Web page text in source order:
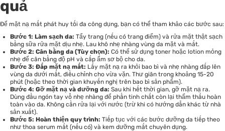
quả
Để mặt nạ mắt phát huy tối đa công dụng, bạn có thể tham khảo các bước sau:
Bước 1: Làm sạch da: Tẩy trang (nếu có trang điểm) và rửa mặt thật sạch
bằng sữa rửa mặt dịu nhẹ. Lau khô nhẹ nhàng vùng da mặt và mắt.
Bước 2: Cân bằng da (Tùy chọn): Có thể sử dụng toner hoặc lotion mỏng
nhẹ để cân bằng độ pH và cấp ẩm sơ bộ cho da.
Bước 3: Đắp mặt nạ mắt: Lấy mặt nạ ra khỏi bao bì và nhẹ nhàng đắp lên
vùng da dưới mắt, điều chỉnh cho vừa vặn. Thư giãn trong khoảng 15-20
phút (hoặc theo thời gian khuyến nghị trên bao bì sản phẩm).
Bước 4: Gỡ mặt nạ và dưỡng da: Sau khi hết thời gian, gỡ mặt nạ ra.
Dùng đầu ngón tay vỗ nhẹ nhàng để phần tinh chất còn lại thẩm thấu hoàn
toàn vào da. Không cần rửa lại với nước (trừ khi có hướng dẫn khác từ nhà
sản xuất).
Bước 5: Hoàn thiện quy trình: Tiếp tục với các bước dưỡng da tiếp theo
như thoa serum mắt (nếu có) và kem dưỡng mắt chuyên dụng.